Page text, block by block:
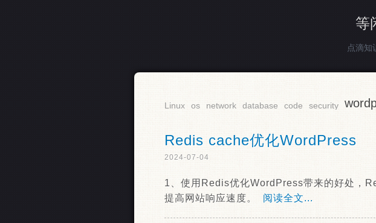
等
点滴知
Linux os network database code security
Redis cache优化WordPress
2024-07-04
1、使用Redis优化WordPress带来的好处，
提高网站响应速度。 阅读全文...